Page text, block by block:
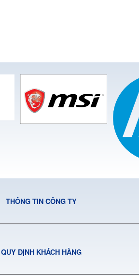
THÔNG TIN CÔNG TY
QUY ĐỊNH KHÁCH HÀNG